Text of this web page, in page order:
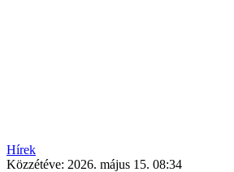
Hírek
Közzétéve: 2026. május 15. 08:34